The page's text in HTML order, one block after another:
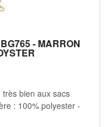
- MARRON
bien aux sacs
: 100% polyester -